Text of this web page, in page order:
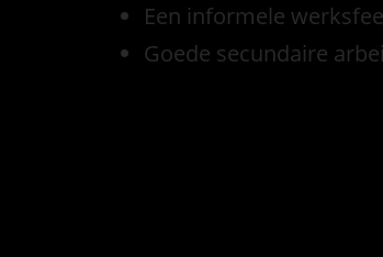
Een informele
Goede secundaire